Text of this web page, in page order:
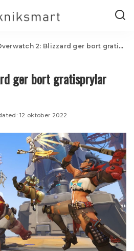
2: Blizzard ger bort gratisprylar efter alla problem
ger bort gratisprylar
12 oktober 2022